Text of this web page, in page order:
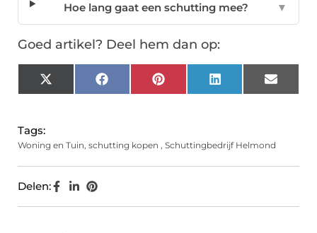
Hoe lang gaat een schutting mee? ▼
Goed artikel? Deel hem dan op:
X
(Twitter)
FacebookPinterest LinkedIn Email
Tags:
Woning en Tuin, schutting kopen , Schuttingbedrijf Helmond
Delen: